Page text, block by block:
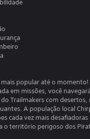
mais popular até o momento!
em missões, você
Trailmakers com
A população local
cada vez mais
o território perigoso dos